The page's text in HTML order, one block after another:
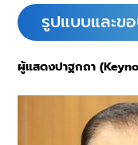
รูปแบบและข
ผู้แสดงปาฐกถา